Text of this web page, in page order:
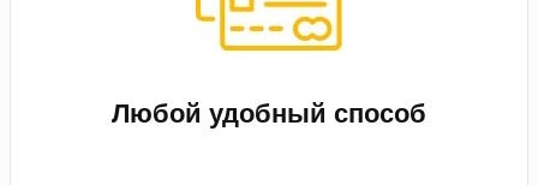
Любой удобный способ